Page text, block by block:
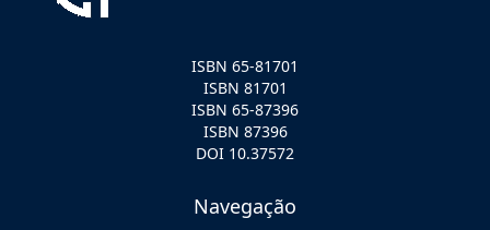
ISBN 65-81701
ISBN 81701
ISBN 65-87396
ISBN 87396
DOI 10.37572
Navegação